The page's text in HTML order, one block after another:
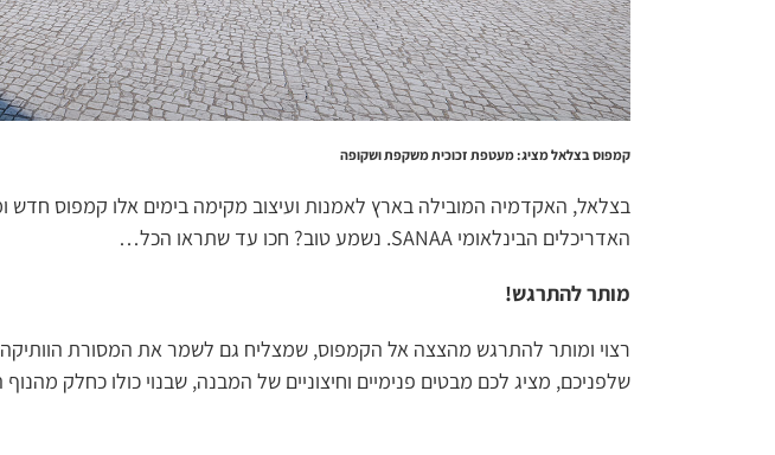
קמפוס בצלאל מציג: מעטפת זכוכית משקפת ושקופה
האדריכלים הבינלאומי SANAA. נשמע טוב? חכו עד שתראו הכל…
מותר להתרגש!
רצוי ומותר להתרגש מהצצה אל הקמפוס, שמצליח גם לשמר את המסורת
שלפניכם, מציג לכם מבטים פנימיים וחיצוניים של המבנה, שבנוי כולו כחלק